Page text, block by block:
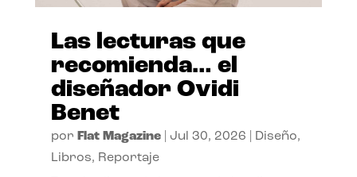
Las lecturas que
recomienda… el
diseñador Ovidi
Benet
por Flat Magazine| Jul 30, 2026 Diseño,
Libros, Reportaje